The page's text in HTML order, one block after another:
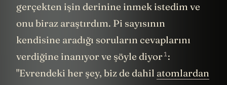
gerçekten işin derinine inmek istedim ve
onu biraz araştırdım. Pi sayısının
kendisine aradığı soruların cevaplarını
verdiğine inanıyor ve şöyle diyor1:
"Evrendeki her şey, biz de dahil atomlardan